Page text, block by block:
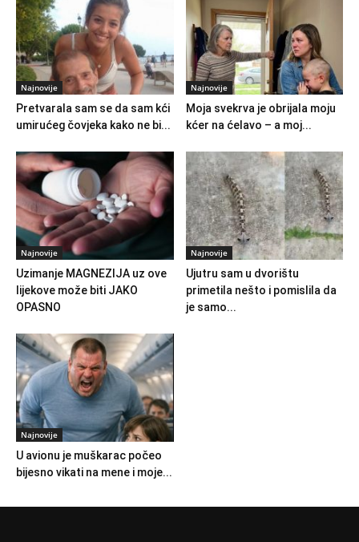
Najnovije
Pretvarala sam se da sam kći
umirućeg čovjeka kako ne bi...
Najnovije
Moja svekrva je obrijala moju
kćer na ćelavo – a moj...
Najnovije
Uzimanje MAGNEZIJA uz ove
lijekove može biti JAKO
OPASNO
Najnovije
Ujutru sam u dvorištu
primetila nešto i pomislila da
je samo...
Najnovije
U avionu je muškarac počeo
bijesno vikati na mene i moje...